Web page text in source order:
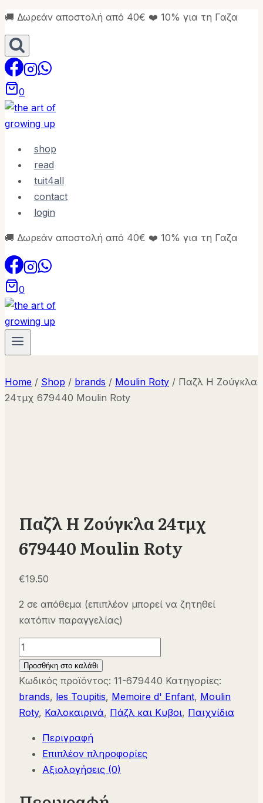
Skip
to
content
🚚 Δωρεάν αποστολή από 40€ ❤️ 10% για τη Γαζα
0
shop
read
tuit4all
contact
login
🚚 Δωρεάν αποστολή από 40€ ❤️ 10% για τη Γαζα
0
Home / Shop / brands / Moulin Roty / Παζλ Η Ζούγκλα
24τμχ 679440 Moulin Roty
Παζλ Η Ζούγκλα 24τμχ
679440 Moulin Roty
€19.50
2 σε απόθεμα (επιπλέον μπορεί να ζητηθεί
κατόπιν παραγγελίας)
Παζλ
Η
Ζούγκλα
24τμχ
679440
Roty
ποσότητα
Προσθήκη στο καλάθι
Κωδικός προϊόντος: 11-679440 Κατηγορίες:
brands, les Toupitis, Memoire d' Enfant, Moulin
Roty, Καλοκαιρινά, Πάζλ και Κυβοι, Παιχνίδια
Περιγραφή
Επιπλέον πληροφορίες
Αξιολογήσεις (0)